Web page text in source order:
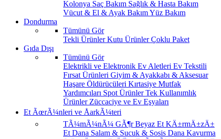
Kolonya Saç Bakım Sağlık & Hasta Bakım
Vücut & El & Ayak BakımYüz Bakım
Dondurma
Tümünü Gör
Tekli ÜrünlerKutu ÜrünlerÇoklu Paket
Gıda Dışı
Tümünü Gör
Elektrikli ve Elektronik Ev Aletleri Ev Tekstili
Fırsat Ürünleri Giyim & Ayakkabı & Aksesuar
Haşare Öldürücüleri Kırtasiye Mutfak
Yardımcıları Spot ÜrünlerTek Kullanımlık
Ürünler Züccaciye ve Ev Eşyaları
Et ÃœrÃ¼nleri ve ÅarkÃ¼teri
TÃ¼mÃ¼nÃ¼ GÃ¶rBeyaz Et KÄ±rmÄ±zÄ±
Et Dana Salam & Sucuk & Sosis Dana Kavurma